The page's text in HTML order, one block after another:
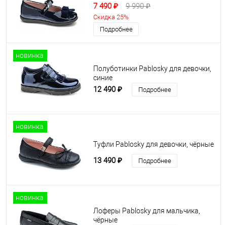
7 490 ₽ 9 990 ₽
Скидка 25%
Подробнее
новинка
Полуботинки Pablosky для девочки,
синие
12 490 ₽ Подробнее
новинка
Туфли Pablosky для девочки, чёрные
13 490 ₽ Подробнее
новинка
Лоферы Pablosky для мальчика,
чёрные